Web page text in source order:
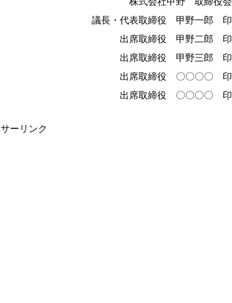
議長・代表取締役 甲野一郎 印
出席取締役 甲野二郎 印
出席取締役 甲野三郎 印
出席取締役 〇〇〇〇 印
出席取締役 〇〇〇〇 印
ーリンク